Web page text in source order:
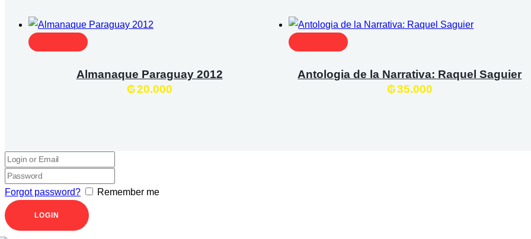
Almanaque Paraguay 2012
₲20.000
Antologia de la Narrativa: Raquel Saguier
₲35.000
Forgot password? Remember me